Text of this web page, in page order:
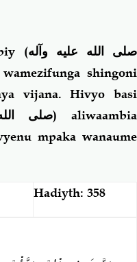
(صلى الله عليه وآله
shingoni
vijana. Hivyo basi
صلى) aliwaambia
mpaka wanaume
Hadiyth: 358